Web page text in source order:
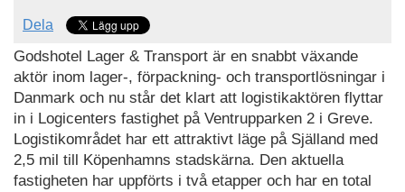
Dela
Godshotel Lager & Transport är en snabbt växande
aktör inom lager-, förpackning- och transportlösningar i
Danmark och nu står det klart att logistikaktören flyttar
in i Logicenters fastighet på Ventrupparken 2 i Greve.
Logistikområdet har ett attraktivt läge på Själland med
2,5 mil till Köpenhamns stadskärna. Den aktuella
fastigheten har uppförts i två etapper och har en total